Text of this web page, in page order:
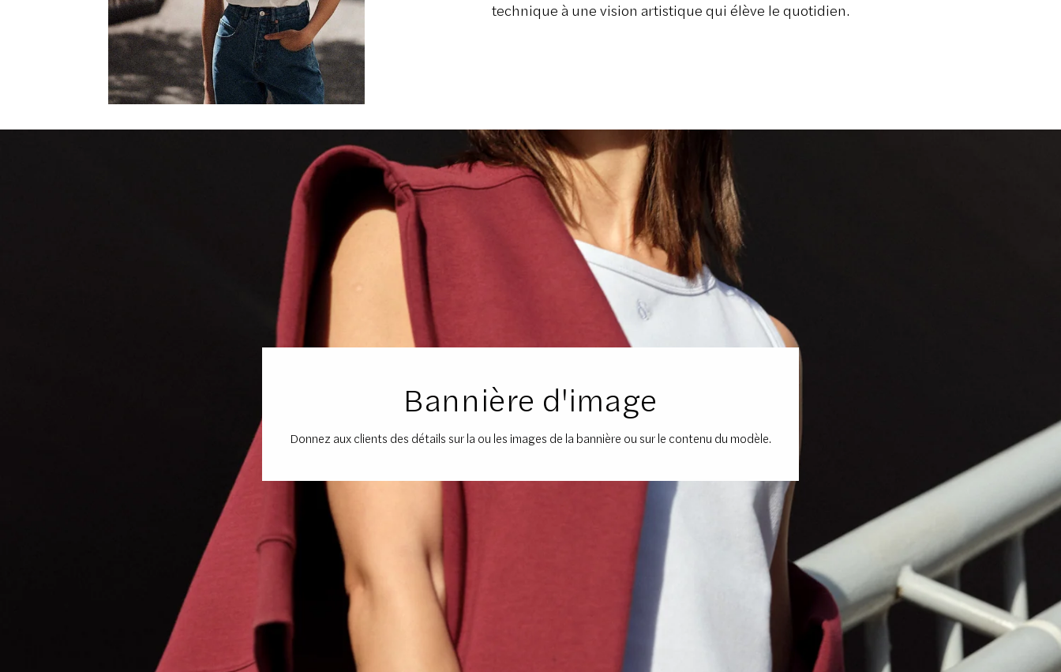
technique à une vision artistique qui élève le quotidien.
Bannière d'image
Donnez aux clients des détails sur la ou les images de la bannière ou sur le contenu du modèle.